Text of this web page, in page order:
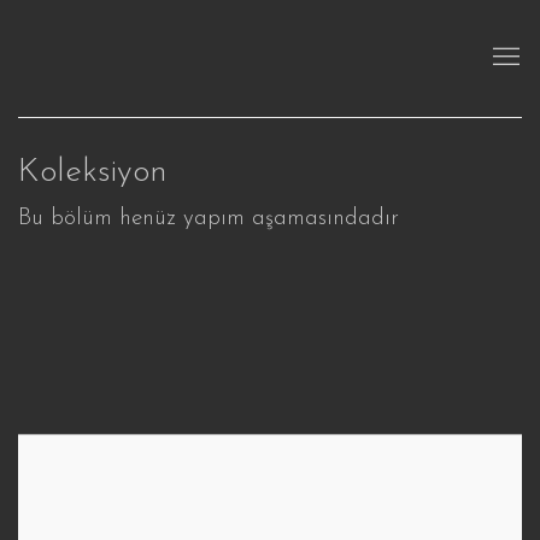
Koleksiyon
Bu bölüm henüz yapım aşamasındadır